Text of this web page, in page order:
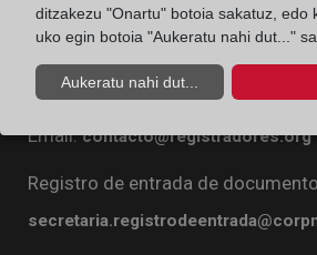
Diego de León, 21. 28006 Madrid
Teléfono:91 270 16 99
Fax:91 564 11 59
Email:contacto@registradores.org
Registro de entrada de
ditzakezu "Onartu" botoia sakatuz, edo
uko egin botoia "Aukeratu nahi dut..."
Aukeratu nahi dut...